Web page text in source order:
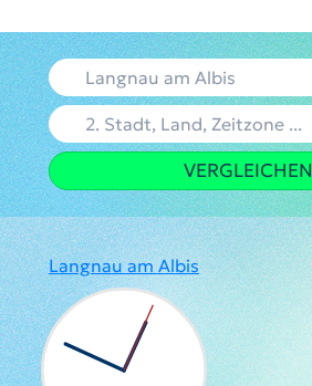
VERGLEICHEN
Langnau am Albis